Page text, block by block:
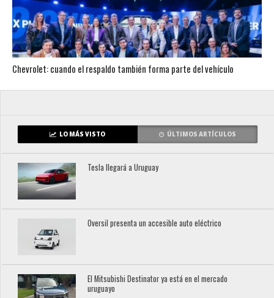
Chevrolet: cuando el respaldo también forma parte del vehículo
LO MÁS VISTO ÚLTIMOS ARTÍCULOS
Tesla llegará a Uruguay
Oversil presenta un accesible auto eléctrico
El Mitsubishi Destinator ya está en el mercado
uruguayo